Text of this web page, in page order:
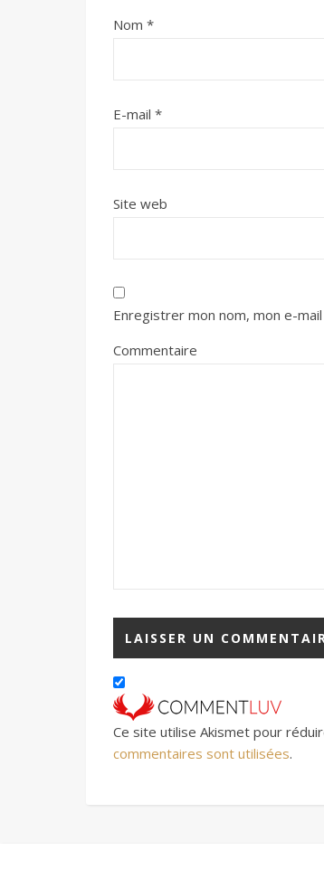
Nom *
E-mail *
Site web
Enregistrer mon nom, mon e-
Commentaire
Ce site utilise Akismet pour
commentaires sont utilisées.